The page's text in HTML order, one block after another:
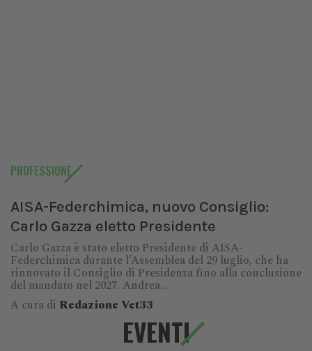
PROFESSIONE
AISA-Federchimica, nuovo Consiglio:
Carlo Gazza eletto Presidente
Carlo Gazza è stato eletto Presidente di AISA-
Federchimica durante l’Assemblea del 29 luglio, che ha
rinnovato il Consiglio di Presidenza fino alla conclusione
del mandato nel 2027. Andrea...
A cura di Redazione Vet33
EVENTI